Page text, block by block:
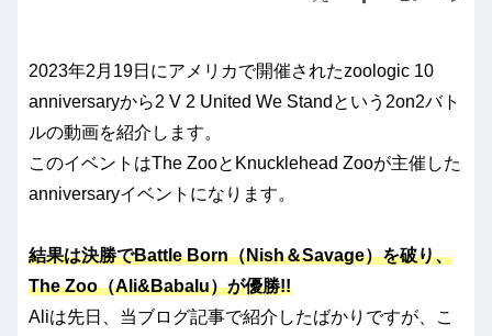
2023年2月19日にアメリカで開催されたzoologic 10
anniversaryから2 V 2 United We Standという2on2バト
ルの動画を紹介します。
このイベントはThe ZooとKnucklehead Zooが主催した
anniversaryイベントになります。
結果は決勝でBattle Born（Nish＆Savage）を破り、
The Zoo（Ali&Babalu）が優勝!!
Aliは先日、当ブログ記事で紹介したばかりですが、こ